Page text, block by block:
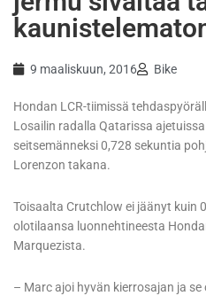
9 maaliskuun, 2016 Bike
Hondan LCR-tiimissä
Losailin radalla Qatarissa
seitsemänneksi 0,728 sekuntia
Lorenzon takana.
Toisaalta Crutchlow ei jäänyt kuin
olotilaansa luonnehtineesta
Marquezista.
– Marc ajoi hyvän kierrosajan ja